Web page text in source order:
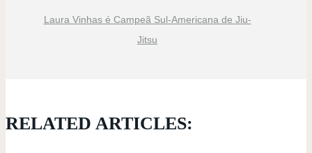
Laura Vinhas é Campeã Sul-Americana de Jiu-
Jitsu
RELATED ARTICLES: